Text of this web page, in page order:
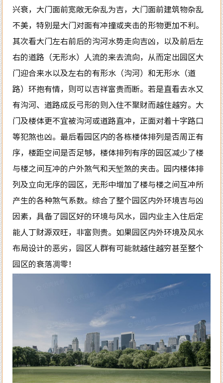
兴衰，大门面前宽敞无杂乱为吉，大门面前建筑物杂乱
不美，特别是大门对面有冲撞或夹击的形物更加不利。
其次看大门左右前后的沟河水势走向吉凶，以及前后左
右的道路（无形水）人流的来去流向，从而定出园区大
门迎合来水以及左右的有形水（沟河）和无形水（道
路）环抱有情，则可以吉祥富贵而断。若是直看去水又
有沟河、道路成反弓形的则入住不聚财而越住越穷。大
门及楼体更不宜被沟河或道路直冲，正面对着十字路口
等犯煞也凶。最后看园区内的各栋楼体排列是否周正有
序，楼距空间是否足够，楼体排列有序的园区减少了楼
与楼之间互冲的户外煞气和天堑煞的夹击。园内楼体排
列及立向无序的园区，无形中增加了楼与楼之间互冲所
产生的各种煞气系数。综合了整个园区内外环境吉与凶
因素，具备了园区好的环境与风水，园内业主入住后定
能人丁财源双旺，非富则贵。如果园区内外环境及风水
布局设计的恶劣，园区人群有可能就越住越穷甚至整个
园区的衰落凋零！